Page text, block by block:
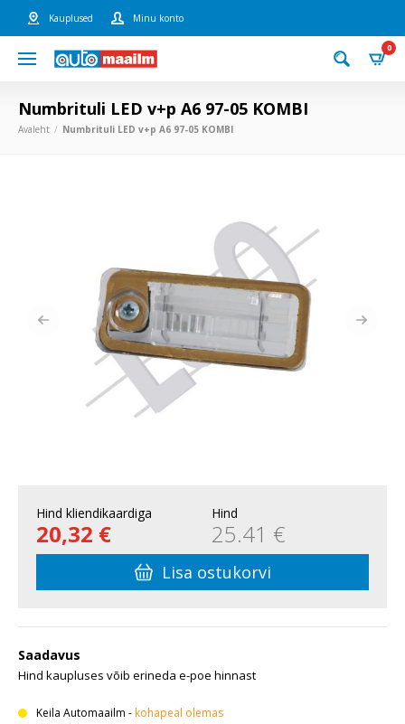
Kauplused Minu konto
0
Numbrituli LED v+p A6 97-05 KOMBI
Avaleht Numbrituli LED v+p A6 97-05 KOMBI
Hind kliendikaardiga
20,32 €
Hind
25.41 €
Lisa ostukorvi
Saadavus
Hind kaupluses võib erineda e-poe hinnast
Keila Automaailm - kohapeal olemas